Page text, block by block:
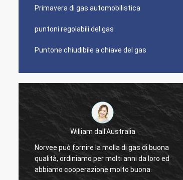
Primavera di gas automobilistica
puntoni regolabili del gas
Puntone chiudibile a chiave del gas
William dall'Australia
Norvee può fornire la molla di gas di buona
qualità, ordiniamo per molti anni da loro ed
abbiamo cooperazione molto buona.